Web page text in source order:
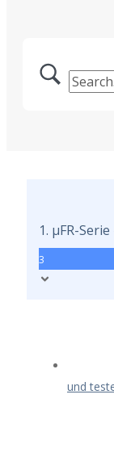
1. μFR-
3
und